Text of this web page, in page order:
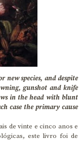
new species, and despite
gunshot and knife
in the head with blunt
case the primary cause
de vinte e cinco anos e
este livro foi de